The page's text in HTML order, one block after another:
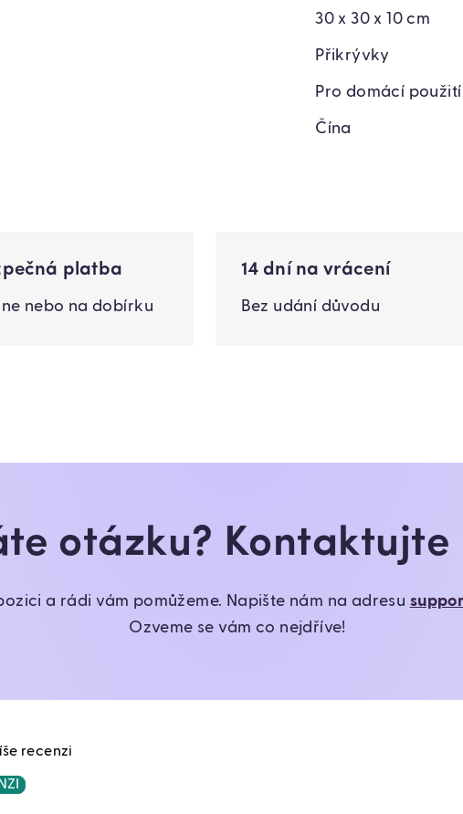
30 x 30 x 10 cm
Přikrývky
Pro domácí použití
Čína
platba
nebo na dobírku
14 dní na vrácení
Bez udání důvodu
otázku? Kontaktujte
a rádi vám pomůžeme. Napište nám na adresu
Ozveme se vám co nejdříve!
recenzi